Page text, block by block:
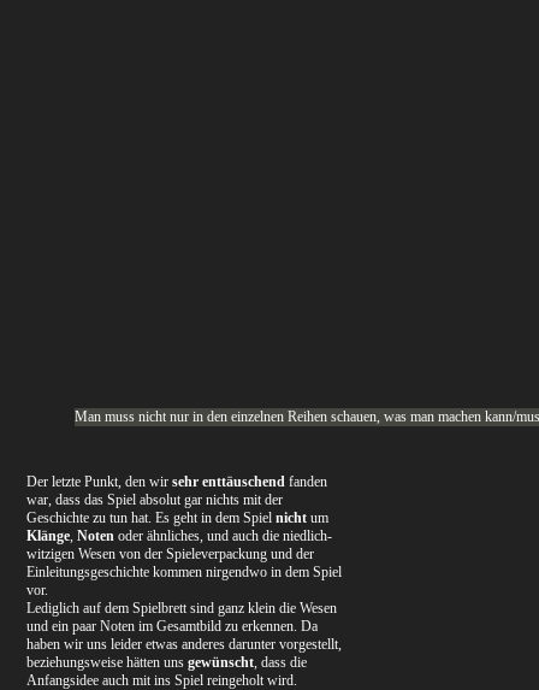
Man muss nicht nur in den einzelnen Reihen schauen, was man machen kann/
Der letzte Punkt, den wirsehr enttäuschend fanden
war, dass das Spiel absolut gar nichts mit der
Geschichte zu tun hat. Es geht in dem Spielnicht um
Klänge,Noten oder ähnliches, und auch die niedlich-
witzigen Wesen von der Spieleverpackung und der
Einleitungsgeschichte kommen nirgendwo in dem Spiel
vor.
Lediglich auf dem Spielbrett sind ganz klein die Wesen
und ein paar Noten im Gesamtbild zu erkennen. Da
haben wir uns leider etwas anderes darunter vorgestellt,
beziehungsweise hätten unsgewünscht, dass die
Anfangsidee auch mit ins Spiel reingeholt wird.